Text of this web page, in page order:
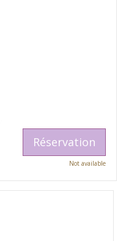
Réservation
Not available